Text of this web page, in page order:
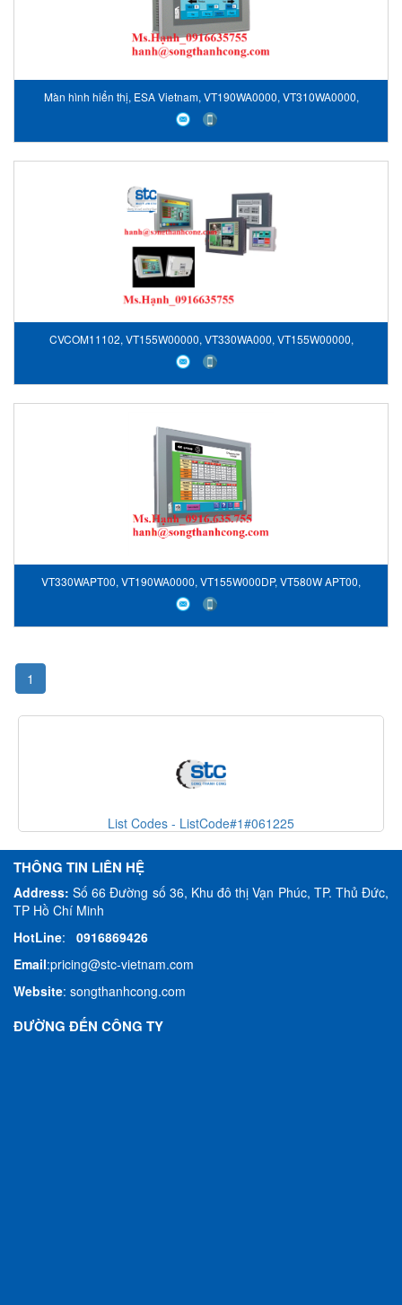
Màn hình hiển thị, ESA Vietnam, VT190WA0000, VT310WA0000,
VT1001SE000, ESA 0080089, VT155W000CN
CVCOM11102, VT155W00000, VT330WA000, VT155W00000,
VTWINKITLT, CVCOM11102, Màn hình hiển thị ESA, ESA
VT330WAPT00, VT190WA0000, VT155W000DP, VT580W APT00,
VT505W00000, Màn hình hiển thị ESA, ESA Vietnam
1
List Codes - ListCode#1#061225
THÔNG TIN LIÊN HỆ
Address:Số 66 Đường số 36, Khu đô thị Vạn Phúc, TP. Thủ Đức,
TP Hồ Chí Minh
HotLine: 0916869426
Email:pricing@stc-vietnam.com
Website: songthanhcong.com
ĐƯỜNG ĐẾN CÔNG TY